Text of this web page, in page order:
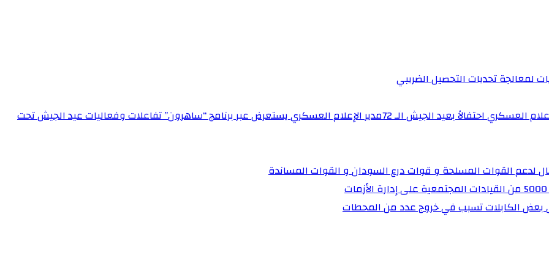
لمعالجة تحديات التحصيل الضريبي‏
برنامج “ساهرون” بالتلفزيون القومي يستضيف مدير إدارة الإعلام العسكري احتفالاً بعيد الجيش الـ 72‏مدير الإعلام العسكري يستعرض عبر برنامج “ساهرون” تفاعلات وفعاليات عيد الجيش تحت
لدعم القوات المسلحة و قوات درع السودان و القوات المساندة
بعض الكابلات تسبب في خروج عدد من المحطات